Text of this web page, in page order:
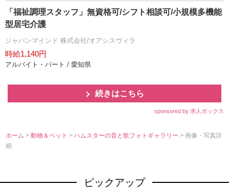
「福祉調理スタッフ」無資格可/シフト相談可/小規模多機能
型居宅介護
ジャパンマインド 株式会社/オアシスヴィラ
時給1,140円
アルバイト・パート / 愛知県
続きはこちら
sponsored by 求人ボックス
ホーム >動物＆ペット>ハムスターの音と歌フォトギャラリー> 画像・写真詳
細
ピックアップ